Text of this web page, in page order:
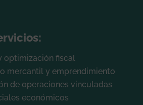
optimización fiscal
mercantil y emprendimiento
de operaciones vinculadas
económicos